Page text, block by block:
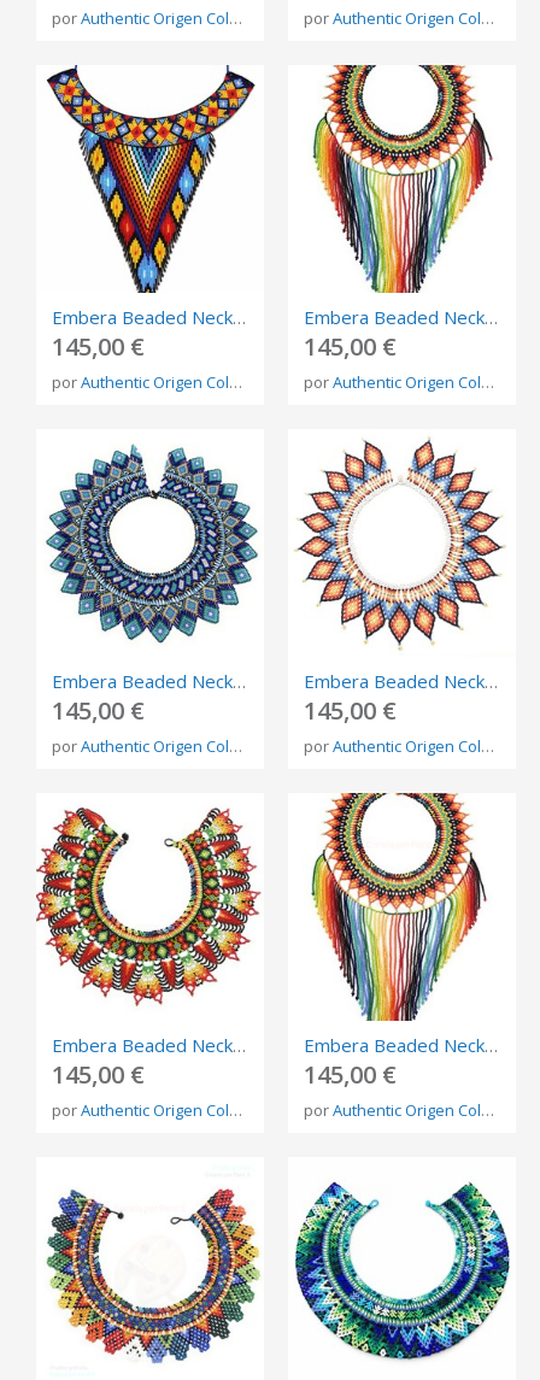
porAuthentic Origen Colombia porAuthentic Origen Colombia
Embera Beaded Necklace – Handmade Indigenous Jewelry from Colombia
145,00 €
porAuthentic Origen Colombia
Embera Beaded Necklace – Handmade Indigenous Jewelry from Colombia
145,00 €
porAuthentic Origen Colombia
Embera Beaded Necklace – Handmade Indigenous Jewelry from Colombia
145,00 €
porAuthentic Origen Colombia
Embera Beaded Necklace – Handmade Indigenous Jewelry from Colombia
145,00 €
porAuthentic Origen Colombia
Embera Beaded Necklace – Handmade Indigenous Jewelry from Colombia
145,00 €
porAuthentic Origen Colombia
Embera Beaded Necklace – Handmade Indigenous Jewelry from Colombia
145,00 €
porAuthentic Origen Colombia